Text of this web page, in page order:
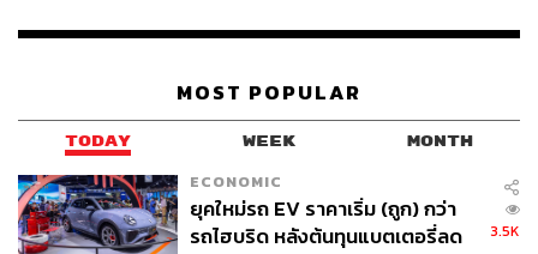
มูลค่าเพิ่มภายในประเทศ (Value Added) และสร้างห่วงโซ่
อุปทานในประเทศ (Local Supply Chain) ได้มากขึ้นหรือไม่
เพราะหากการขาดดุลเกิดขึ้นต่อเนื่องเป็นเวลานาน โดยที่ไทย
ยังต้องพึ่งพาการนำเข้าเป็นหลัก และไม่สามารถยกระดับ
ความสามารถการแข่งขันได้ ก็อาจกลายเป็นความเสี่ยงต่อ
เสถียรภาพเศรษฐกิจในระยะยาว
MOST POPULAR
TODAY WEEK MONTH
ECONOMIC
ยุคใหม่รถ EV ราคาเริ่ม (ถูก) กว่า
รถไฮบริด หลังต้นทุนแบตเตอรี่ลด
3.5K